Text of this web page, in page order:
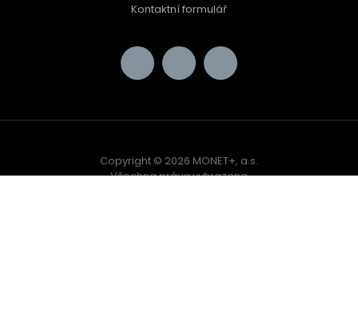
Kontaktní formulář
Copyright © 2026 MONET+, a.s.
Všechna práva vyhrazena